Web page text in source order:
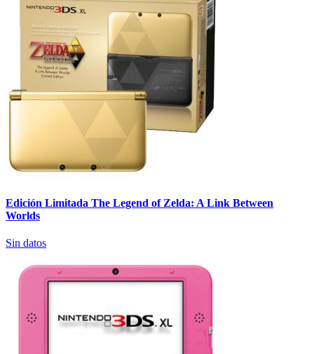
Edición Limitada The Legend of Zelda: A Link Between
Worlds
Sin datos